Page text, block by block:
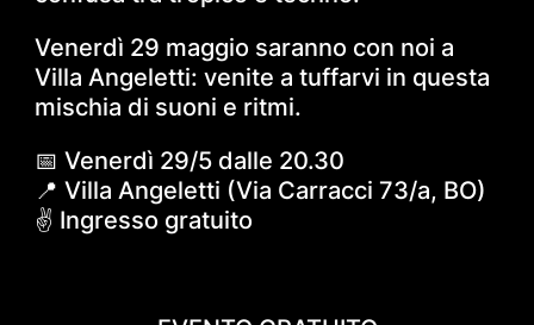
Venerdì 29 maggio saranno con noi a
Villa Angeletti: venite a tuffarvi in questa
mischia di suoni e ritmi.
📅 Venerdì 29/5 dalle 20.30
📍 Villa Angeletti (Via Carracci 73/a, BO)
✌️ Ingresso gratuito